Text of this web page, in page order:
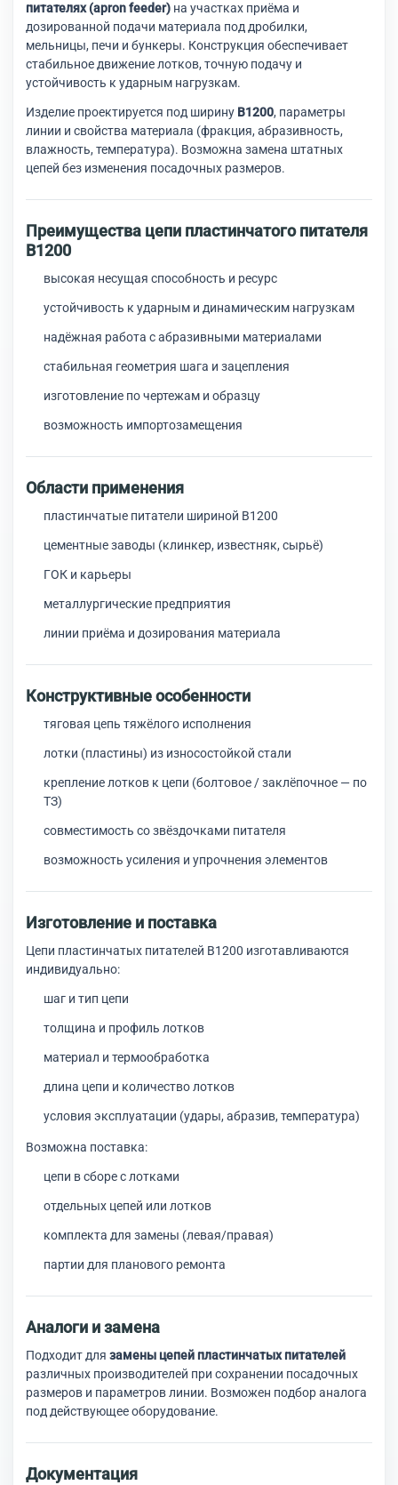
питателях (apron feeder) на участках приёма и
дозированной подачи материала под дробилки,
мельницы, печи и бункеры. Конструкция обеспечивает
стабильное движение лотков, точную подачу и
устойчивость к ударным нагрузкам.
Изделие проектируется под ширину В1200, параметры
линии и свойства материала (фракция, абразивность,
влажность, температура). Возможна замена штатных
цепей без изменения посадочных размеров.
Преимущества цепи пластинчатого питателя
В1200
высокая несущая способность и ресурс
устойчивость к ударным и динамическим нагрузкам
надёжная работа с абразивными материалами
стабильная геометрия шага и зацепления
изготовление по чертежам и образцу
возможность импортозамещения
Области применения
пластинчатые питатели шириной В1200
цементные заводы (клинкер, известняк, сырьё)
ГОК и карьеры
металлургические предприятия
линии приёма и дозирования материала
Конструктивные особенности
тяговая цепь тяжёлого исполнения
лотки (пластины) из износостойкой стали
крепление лотков к цепи (болтовое / заклёпочное — по
ТЗ)
совместимость со звёздочками питателя
возможность усиления и упрочнения элементов
Изготовление и поставка
Цепи пластинчатых питателей В1200 изготавливаются
индивидуально:
шаг и тип цепи
толщина и профиль лотков
материал и термообработка
длина цепи и количество лотков
условия эксплуатации (удары, абразив, температура)
Возможна поставка:
цепи в сборе с лотками
отдельных цепей или лотков
комплекта для замены (левая/правая)
партии для планового ремонта
Аналоги и замена
Подходит для замены цепей пластинчатых питателей
различных производителей при сохранении посадочных
размеров и параметров линии. Возможен подбор аналога
под действующее оборудование.
Документация